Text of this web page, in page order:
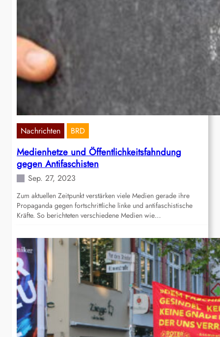
Nachrichten BRD
Medienhetze und Öffentlichkeitsfahndung
gegen Antifaschisten
Sep. 27, 2023
Zum aktuellen Zeitpunkt verstärken viele Medien gerade ihre
Propaganda gegen fortschrittliche linke und antifaschistische
Kräfte. So berichteten verschiedene Medien wie…